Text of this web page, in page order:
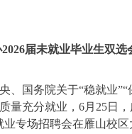
届未就业毕业生双
、国务院关于“稳就业
量充分就业，6月25日
业专场招聘会在雁山校